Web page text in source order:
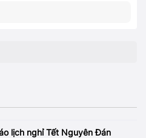
lịch nghỉ Tết Nguyên Đán